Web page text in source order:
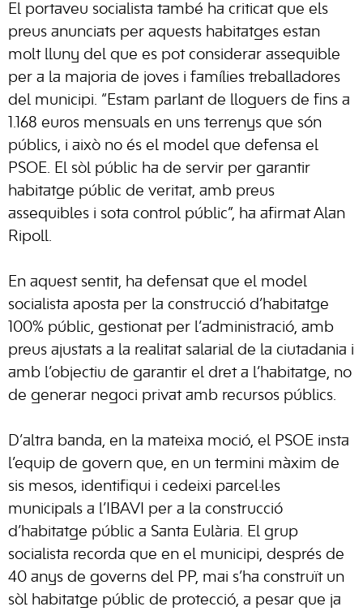
El portaveu socialista també ha criticat que els
preus anunciats per aquests habitatges estan
molt lluny del que es pot considerar assequible
per a la majoria de joves i famílies treballadores
del municipi. “Estam parlant de lloguers de fins a
1.168 euros mensuals en uns terrenys que són
públics, i això no és el model que defensa el
PSOE. El sòl públic ha de servir per garantir
habitatge públic de veritat, amb preus
assequibles i sota control públic”, ha afirmat Alan
Ripoll.
En aquest sentit, ha defensat que el model
socialista aposta per la construcció d’habitatge
100% públic, gestionat per l’administració, amb
preus ajustats a la realitat salarial de la ciutadania i
amb l’objectiu de garantir el dret a l’habitatge, no
de generar negoci privat amb recursos públics.
D’altra banda, en la mateixa moció, el PSOE insta
l’equip de govern que, en un termini màxim de
sis mesos, identifiqui i cedeixi parcel·les
municipals a l’IBAVI per a la construcció
d’habitatge públic a Santa Eulària. El grup
socialista recorda que en el municipi, després de
40 anys de governs del PP, mai s’ha construït un
sòl habitatge públic de protecció, a pesar que ja